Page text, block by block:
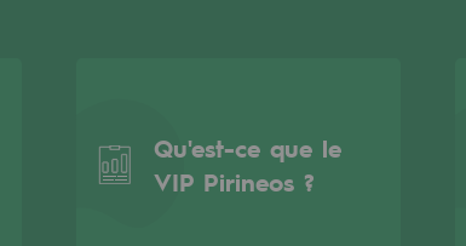
Qu'est-ce que le
VIP Pirineos ?